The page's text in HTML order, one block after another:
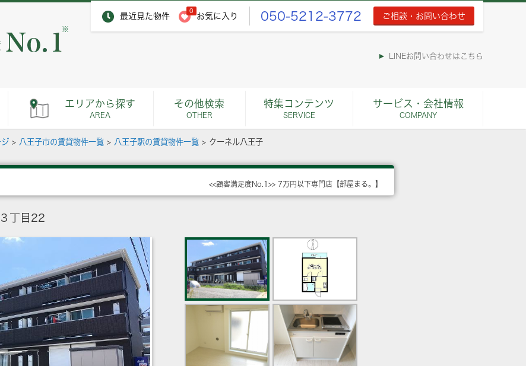
最近見た物件
0
お気に入り 050-5212-3772 ご相談・お問い合わせ
※
LINEお問い合わせはこちら
エリアから探す
AREA
その他検索
OTHER
特集コンテンツ
SERVICE
サービス・会社情報
COMPANY
> 八王子市の賃貸物件一覧 > 八王子駅の賃貸物件一覧 > クーネル八王子
<<顧客満足度No.1>> 7万円以下専門店【部屋まる。】
丁目22